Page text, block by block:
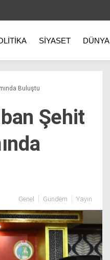
SIYASET DÜNYA
Buluştu
Şehit
Genel Gündem Yayın